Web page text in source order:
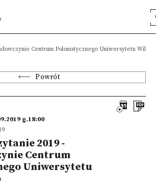
Centrum Polonistycznego Uniwersytetu
Powrót
g.18:00
2019 -
Centrum
Uniwersytetu